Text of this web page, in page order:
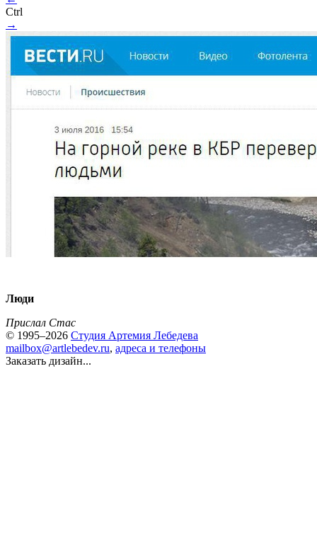
Ctrl
→
Люди
Прислал Стас
© 1995–2026 Студия Артемия Лебедева
mailbox@artlebedev.ru, адреса и телефоны
Заказать дизайн...